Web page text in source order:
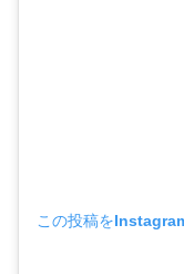
この投稿を